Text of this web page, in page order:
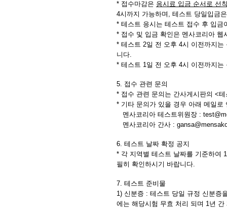
* 접수마감은 응시료 입금 순서로 선
4시까지 가능하며, 테스트 당일입금
* 테스트 응시는 테스트 접수 후 입금
* 접수 및 입금 확인은 멘사코리아
* 테스트 2일 전 오후 4시 이전까지
니다.
* 테스트 1일 전 오후 4시 이전까지
5. 접수 관련 문의
* 접수 관련 문의는 간사게시판의 <
* 기타 문의가 있을 경우 아래 메일로
멘사코리아 테스트위원장 :
멘사코리아 간사 :
6. 테스트 날짜 확정 공지
* 각 지역별 테스트 날짜를 기준하여
필히 확인하시기 바랍니다.
7. 테스트 준비물
1) 신분증 : 테스트 당일 규정 신분증
에는 해당시험 무효 처리 되며 1년